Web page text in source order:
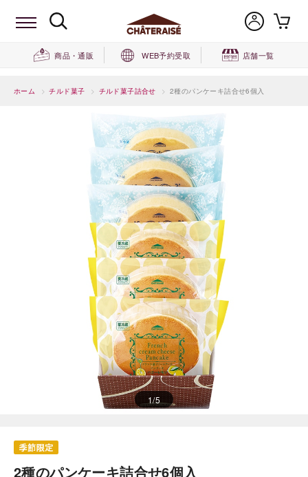
商品・通販 WEB予約受取 店舗一覧
ホーム > チルド菓子 > チルド菓子詰合せ > 2種のパンケーキ詰合せ6個入
1/5
2種のパンケーキ詰合せ6個入